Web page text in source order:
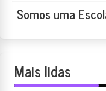
Somos uma
Mais lidas